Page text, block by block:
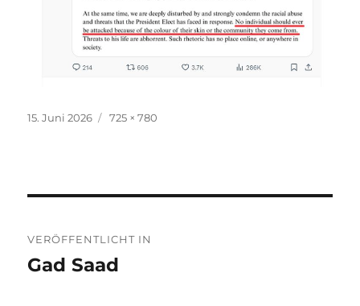
Veröffentlicht
15. Juni 2026 Originalgröße
725 × 780
VERÖFFENTLICHT IN
Gad Saad